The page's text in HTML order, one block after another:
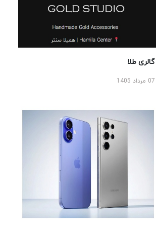
گالری طلا
1405